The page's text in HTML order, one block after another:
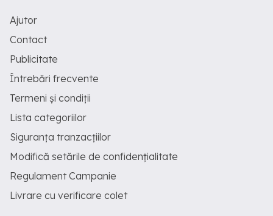
Ajutor
Contact
Publicitate
Întrebări frecvente
Termeni și condiții
Lista categoriilor
Siguranța tranzacțiilor
Modifică setările de confidențialitate
Regulament Campanie
Livrare cu verificare colet